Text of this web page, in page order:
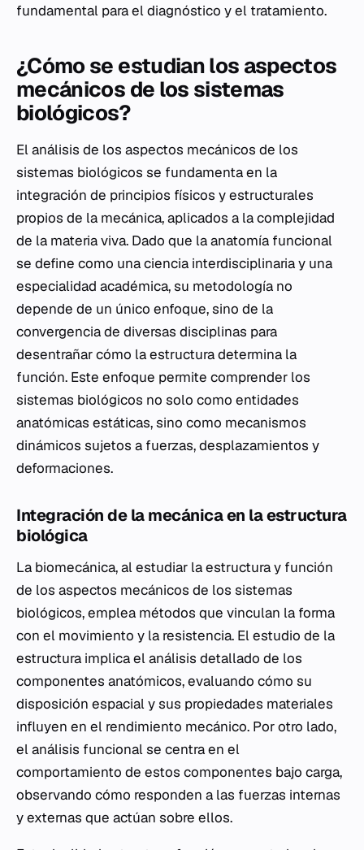
fundamental para el diagnóstico y el tratamiento.
¿Cómo se estudian los aspectos
mecánicos de los sistemas
biológicos?
El análisis de los aspectos mecánicos de los
sistemas biológicos se fundamenta en la
integración de principios físicos y estructurales
propios de la mecánica, aplicados a la complejidad
de la materia viva. Dado que la anatomía funcional
se define como una ciencia interdisciplinaria y una
especialidad académica, su metodología no
depende de un único enfoque, sino de la
convergencia de diversas disciplinas para
desentrañar cómo la estructura determina la
función. Este enfoque permite comprender los
sistemas biológicos no solo como entidades
anatómicas estáticas, sino como mecanismos
dinámicos sujetos a fuerzas, desplazamientos y
deformaciones.
Integración de la mecánica en la estructura
biológica
La biomecánica, al estudiar la estructura y función
de los aspectos mecánicos de los sistemas
biológicos, emplea métodos que vinculan la forma
con el movimiento y la resistencia. El estudio de la
estructura implica el análisis detallado de los
componentes anatómicos, evaluando cómo su
disposición espacial y sus propiedades materiales
influyen en el rendimiento mecánico. Por otro lado,
el análisis funcional se centra en el
comportamiento de estos componentes bajo carga,
observando cómo responden a las fuerzas internas
y externas que actúan sobre ellos.